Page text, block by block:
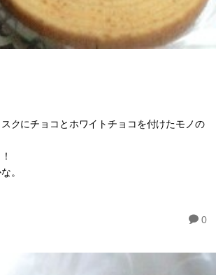
クにチョコとホワイトチョコを付けたモノの
。
0